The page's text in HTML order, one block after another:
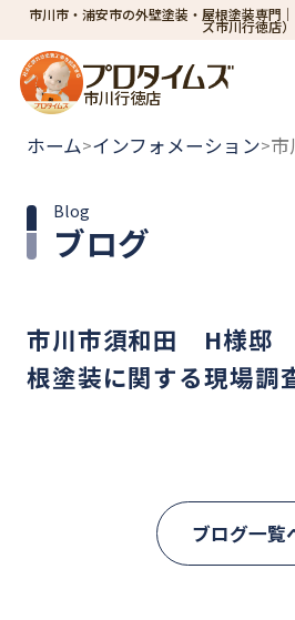
市川市・浦安市の外壁塗装・屋根塗装専門
ズ市川行徳店）
市川行徳店
ホーム>インフォメーション>
ブログ
Blog
市川市須和田 H様邸
根塗装に関する現場調
ブログ一覧